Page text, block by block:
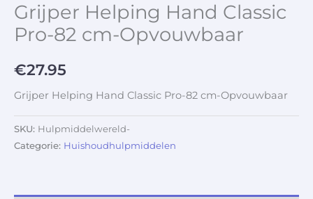
Grijper Helping Hand Classic
Pro-82 cm-Opvouwbaar
€27.95
Grijper Helping Hand Classic Pro-82 cm-Opvouwbaar
SKU: Hulpmiddelwereld-
Categorie: Huishoudhulpmiddelen